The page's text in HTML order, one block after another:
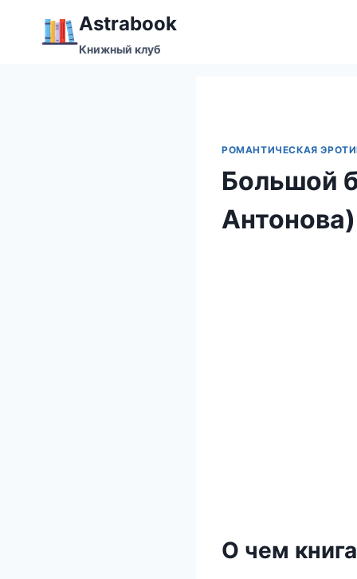
содержимому
Аstrabook
Книжный клуб
РОМАНТИЧЕСКАЯ
Большой
Антонова)
О чем